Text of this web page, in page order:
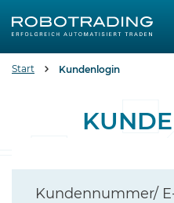
Start Kundenlogin
Kundennummer/